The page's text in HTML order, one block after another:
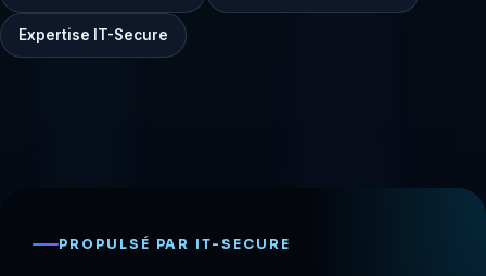
Expertise IT-Secure
PROPULSÉ PAR IT-SECURE